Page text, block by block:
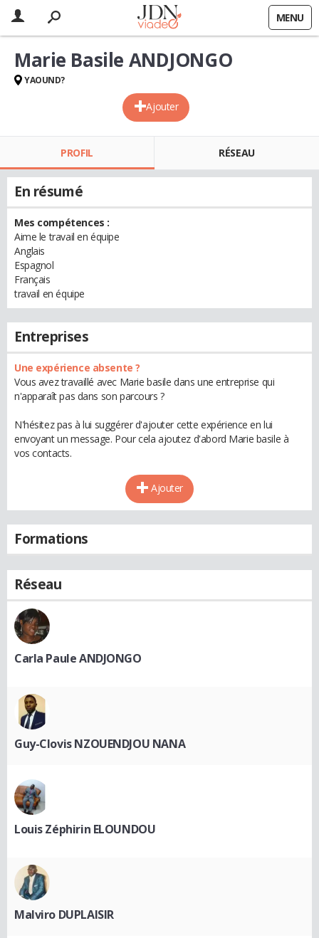
MENU
Ajouter
Marie Basile ANDJONGO
YAOUND?
PROFIL RÉSEAU
En résumé
Mes compétences :
Aime le travail en équipe
Anglais
Espagnol
Français
travail en équipe
Entreprises
Une expérience absente ?
Vous avez travaillé avec Marie basile dans une entreprise qui
n'apparaît pas dans son parcours ?
N'hésitez pas à lui suggérer d'ajouter cette expérience en lui
envoyant un message. Pour cela ajoutez d'abord Marie basile à
vos contacts.
Ajouter
Formations
Réseau
Carla Paule ANDJONGO
Guy-Clovis NZOUENDJOU NANA
Louis Zéphirin ELOUNDOU
Malviro DUPLAISIR